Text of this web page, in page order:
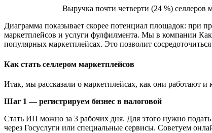
Выручка почти четверти (24 %) селлеров
Диаграмма показывает скорее потенциал площадок: при
маркетплейсов и услуги фулфилмента. Мы в компании
популярных маркетплейсах. Это позволит
Как стать селлером маркетплейсов
Итак, мы рассказали о маркетплейсах, как они работают
Шаг 1 — регистрируем бизнес в налоговой
Стать ИП можно за 3 рабочих дня. Для этого нужно
через Госуслуги или специальные сервисы. Советуем